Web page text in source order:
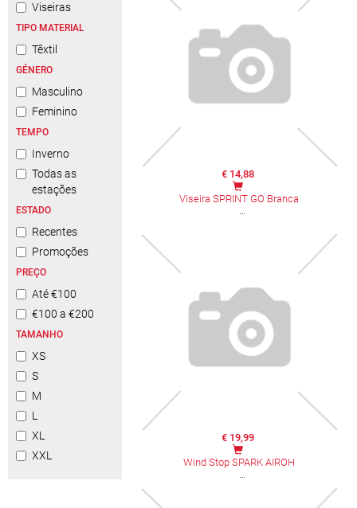
Viseiras
TIPO MATERIAL
Têxtil
GÉNERO
Masculino
Feminino
TEMPO
Inverno
Todas as
estações
ESTADO
Recentes
Promoções
PREÇO
Até €100
€100 a €200
TAMANHO
XS
S
M
L
XL
XXL
€ 14,88
Viseira SPRINT GO Branca
€ 19,99
Wind Stop SPARK AIROH